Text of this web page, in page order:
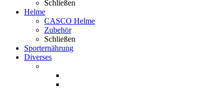
Schließen
Helme
CASCO Helme
Zubehör
Schließen
Sporternährung
Diverses